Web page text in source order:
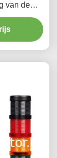
van de